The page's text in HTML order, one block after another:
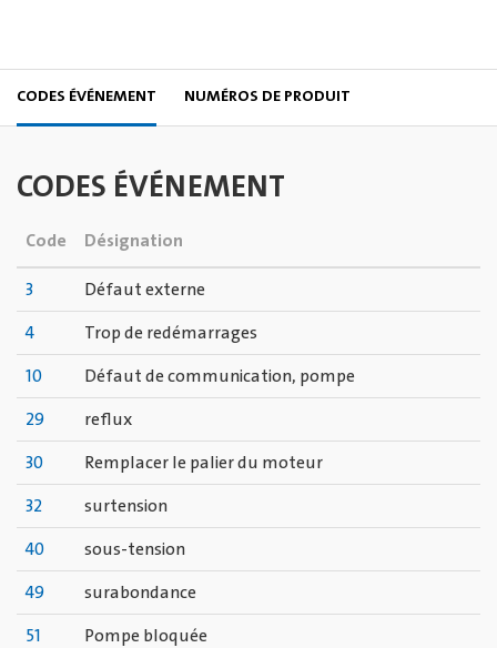
CODES ÉVÉNEMENT NUMÉROS DE PRODUIT
CODES ÉVÉNEMENT
Code Désignation
3 Défaut externe
4 Trop de redémarrages
10 Défaut de communication, pompe
29 reflux
30 Remplacer le palier du moteur
32 surtension
40 sous-tension
49 surabondance
51 Pompe bloquée